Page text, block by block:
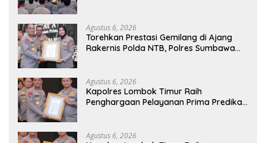
Agustus 6, 2026
Torehkan Prestasi Gemilang di Ajang
Rakernis Polda NTB, Polres Sumbawa
Agustus 6, 2026
Kapolres Lombok Timur Raih
Penghargaan Pelayanan Prima Predikat
Agustus 6, 2026